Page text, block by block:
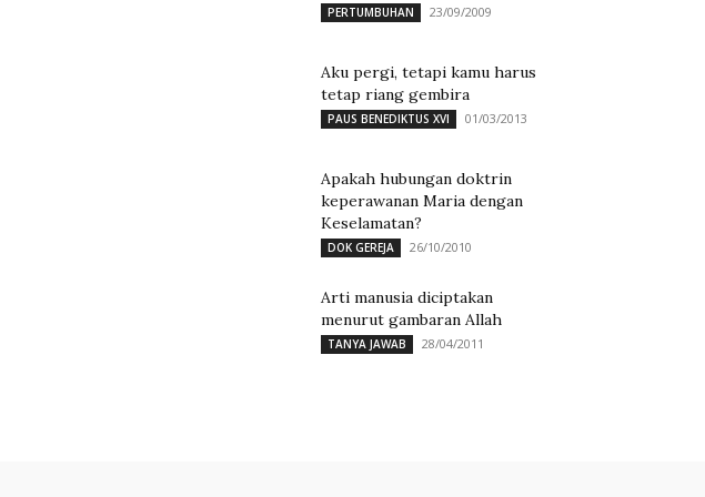
PERTUMBUHAN 23/09/2009
Aku pergi, tetapi kamu harus
tetap riang gembira
PAUS BENEDIKTUS XVI 01/03/2013
Apakah hubungan doktrin
keperawanan Maria dengan
Keselamatan?
DOK GEREJA 26/10/2010
Arti manusia diciptakan
menurut gambaran Allah
TANYA JAWAB 28/04/2011